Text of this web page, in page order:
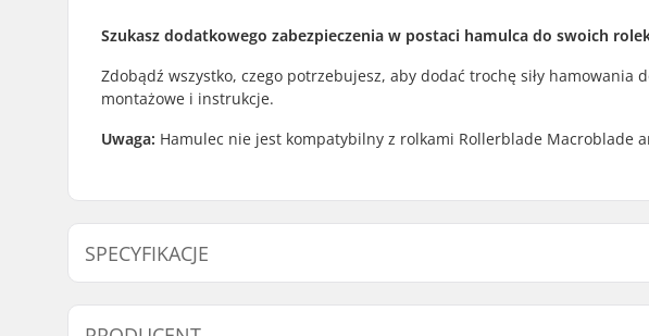
Szukasz dodatkowego zabezpieczenia w postaci hamulca do swoich
Zdobądź wszystko, czego potrzebujesz, aby dodać trochę siły
montażowe i instrukcje.
Uwaga: Hamulec nie jest kompatybilny z rolkami Rollerblade Macroblade
SPECYFIKACJE
Oś koła: Włączony